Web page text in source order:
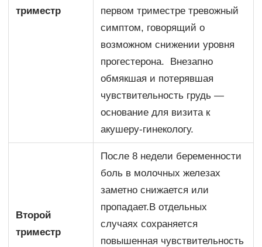
триместр
первом триместре тревожный
симптом, говорящий о
возможном снижении уровня
прогестерона. Внезапно
обмякшая и потерявшая
чувствительность грудь —
основание для визита к
акушеру-гинекологу.
Второй
триместр
После 8 недели беременности
боль в молочных железах
заметно снижается или
пропадает.В отдельных
случаях сохраняется
повышенная чувствительность